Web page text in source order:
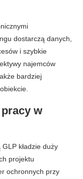
dostarczą danych,
i szybkie
najemców
bardziej
w
kładzie duży
projektu
ochronnych przy